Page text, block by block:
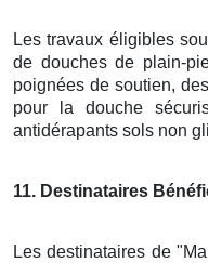
Les travaux éligibles
de douches de plain-
poignées de soutien,
pour la douche
antidérapants sols non
11. Destinataires
Les destinataires de